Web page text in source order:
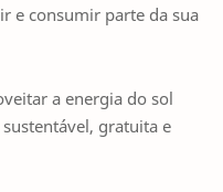
e consumir parte da sua
a energia do sol
gratuita e